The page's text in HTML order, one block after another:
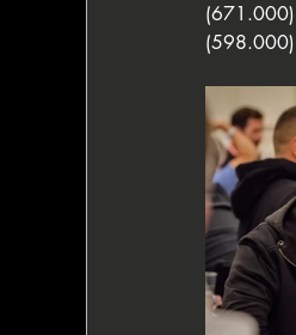
(671.000)
(598.000)